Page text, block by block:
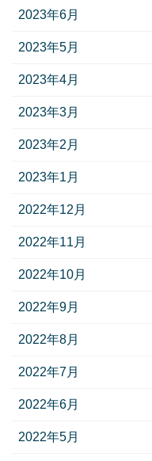
2023年6月
2023年5月
2023年4月
2023年3月
2023年2月
2023年1月
2022年12月
2022年11月
2022年10月
2022年9月
2022年8月
2022年7月
2022年6月
2022年5月